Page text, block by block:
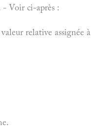
- Voir ci-après :
relative assignée à